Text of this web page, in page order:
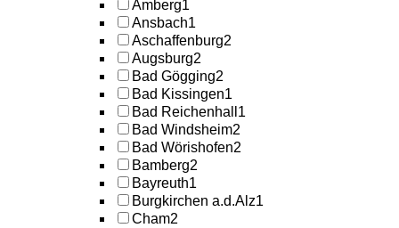
Amberg1
Ansbach1
Aschaffenburg2
Augsburg2
Bad Gögging2
Bad Kissingen1
Bad Reichenhall 1
Bad Windsheim2
Bad Wörishofen2
Bamberg2
Bayreuth1
Burgkirchen a.d.Alz1
Cham2